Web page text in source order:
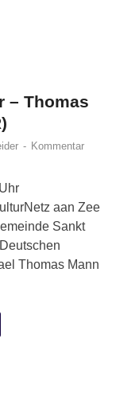
– Thomas
- Kommentar
aan Zee
Sankt
Thomas Mann